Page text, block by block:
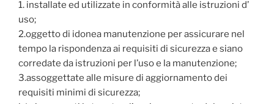
1. installate ed utilizzate in conformità alle istruzioni d’
uso;
2.oggetto di idonea manutenzione per assicurare nel
tempo la rispondenza ai requisiti di sicurezza e siano
corredate da istruzioni per l’uso e la manutenzione;
3.assoggettate alle misure di aggiornamento dei
requisiti minimi di sicurezza;